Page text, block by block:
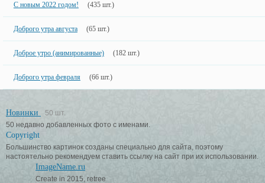
С новым 2022 годом! (435 шт.)
Доброго утра августа (65 шт.)
Доброе утро (анимированные) (182 шт.)
Доброго утра февраля (66 шт.)
Новинки
50 шт.
50 недавно добавленных фото с именами.
Copyright
Большинство картинок созданы специально для сайта, поэтому
настоятельно рекомендуем ставить ссылку на сайт при их использовании.
ImageName.ru
Create in 2015, retree